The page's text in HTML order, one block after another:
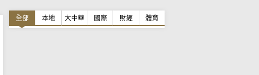
全部 本地 大中華 國際 財經 體育